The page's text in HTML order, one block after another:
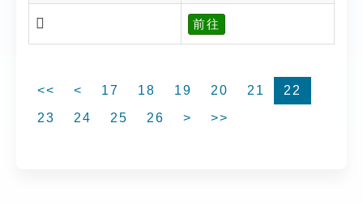
𠛚 前往
<< < 17 18 19 20 21
22
23
24 25 26 > >>